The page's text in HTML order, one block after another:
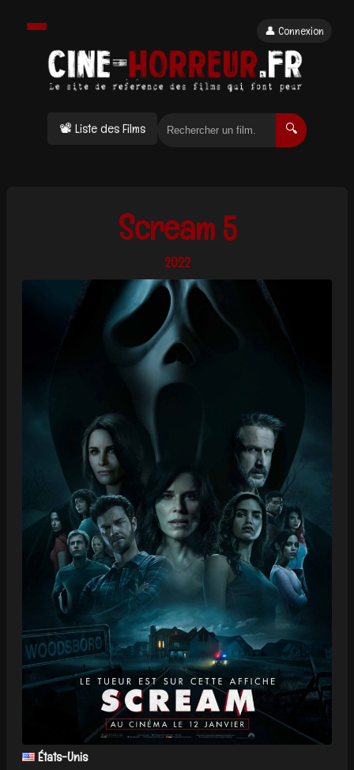
📽 Liste des Films 🔍
👤 Connexion
Scream 5
2022
États-Unis